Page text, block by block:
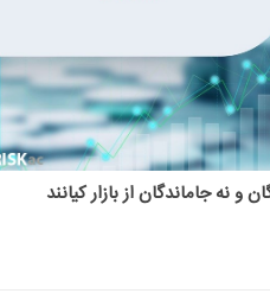
و نه جاماندگان از بازار کیانند